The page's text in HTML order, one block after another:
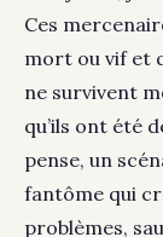
Ces
mort ou vif et
ne survivent
qu’ils ont été
pense, un
fantôme qui
problèmes,